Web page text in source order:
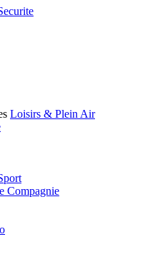
Loisirs & Plein Air
Compagnie